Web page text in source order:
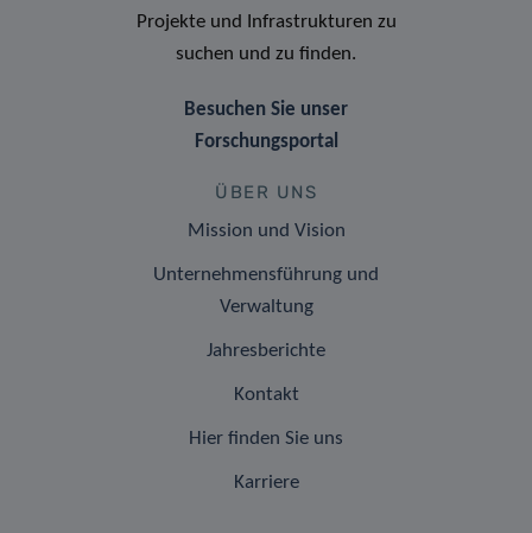
Projekte und Infrastrukturen zu
suchen und zu finden.
Besuchen Sie unser
Forschungsportal
ÜBER UNS
Mission und Vision
Unternehmensführung und
Verwaltung
Jahresberichte
Kontakt
Hier finden Sie uns
Karriere